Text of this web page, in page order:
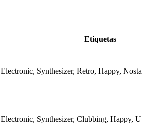
Etiquetas
Electronic, Synthesizer, Retro, Happy,
Electronic, Synthesizer, Clubbing, Happy,